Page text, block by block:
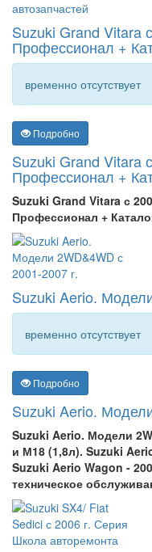
Suzuki Grand Vitara
Профессионал +
временно отсутствует
Подробно
Suzuki Grand Vitara
Профессионал +
Suzuki Grand Vitara с
Профессионал +
Suzuki Aerio.
временно отсутствует
Подробно
Suzuki Aerio.
Suzuki Aerio. Модели
и М18 (1,8л). Suzuki
Suzuki Aerio Wagon -
техническое